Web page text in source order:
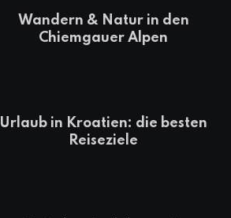
Wandern & Natur in den
Chiemgauer Alpen
Urlaub in Kroatien: die besten
Reiseziele